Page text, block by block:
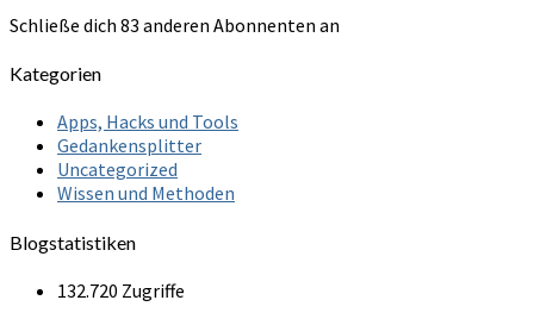
Schließe dich 83 anderen Abonnenten an
Kategorien
Apps, Hacks und Tools
Gedankensplitter
Uncategorized
Wissen und Methoden
Blogstatistiken
132.720 Zugriffe